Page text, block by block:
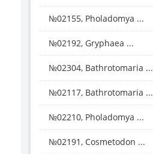
№02155, Pholadomya ...
№02192, Gryphaea ...
№02304, Bathrotomaria ...
№02117, Bathrotomaria ...
№02210, Pholadomya ...
№02191, Cosmetodon ...